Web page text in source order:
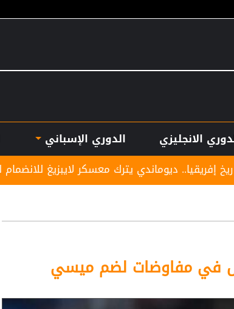
الانجليزي الدوري الإسباني
يترك معسكر لايبزيغ للانضمام لريال مدريد
في مفاوضات لضم ميسي